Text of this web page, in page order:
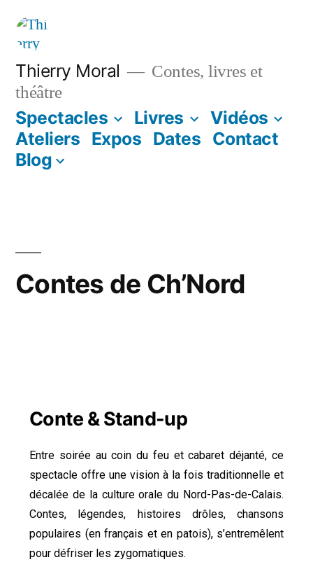
Thierry Moral
Contes, livres et
théâtre
Spectacles Livres
Vidéos
Ateliers Expos Dates Contact
Blog
Contes de Ch’Nord
Conte & Stand-up
Entre soirée au coin du feu et cabaret déjanté, ce
spectacle offre une vision à la fois traditionnelle et
décalée de la culture orale du Nord-Pas-de-Calais.
Contes, légendes, histoires drôles, chansons
populaires (en français et en patois), s’entremêlent
pour défriser les zygomatiques.